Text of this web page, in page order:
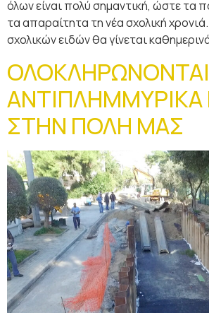
όλων είναι πολύ σημαντική, ώστε τα
τα απαραίτητα τη νέα σχολική
σχολικών ειδών θα γίνεται
ΑΝΤΙΠΛΗΜΜΥΡΙΚΑ
ΣΤΗΝ ΠΟΛΗ ΜΑΣ